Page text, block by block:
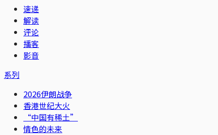
速递
解读
评论
播客
影音
系列
2026伊朗战争
香港世纪大火
“中国有稀土”
情色的未来